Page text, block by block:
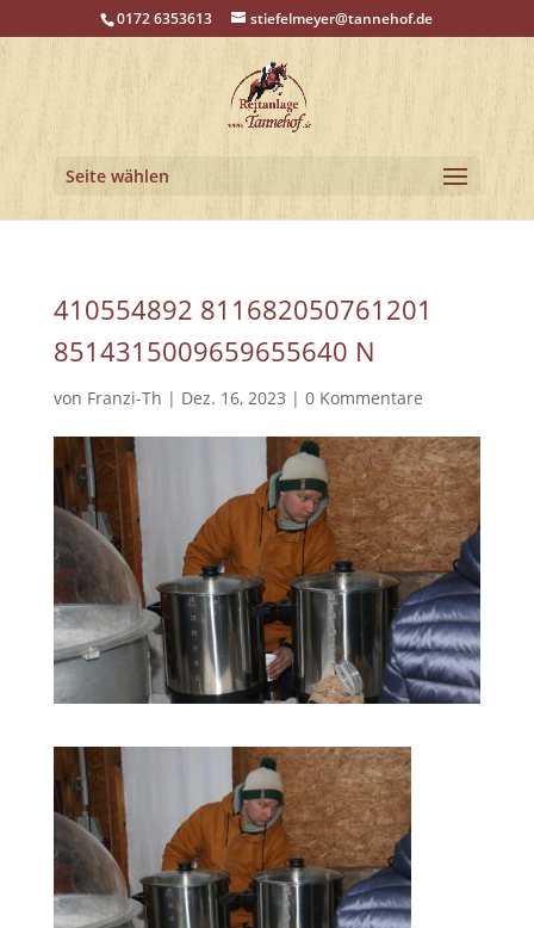
0172 6353613 stiefelmeyer@tannehof.de
Seite wählen
410554892 811682050761201
8514315009659655640 N
von Franzi-Th | Dez. 16, 2023 | 0 Kommentare